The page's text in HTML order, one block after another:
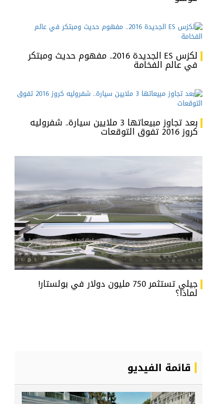
لكزس ES الجديدة 2016.. مفهوم حديث ومبتكر
في عالم الفخامة
بعد تجاوز مبيعاتها 3 ملايين سيارة.. شفروليه
كروز 2016 تفوق التوقعات
جيلي تستثمر 750 مليون دولار في بولستار!
لماذا؟
قائمة الفيديو